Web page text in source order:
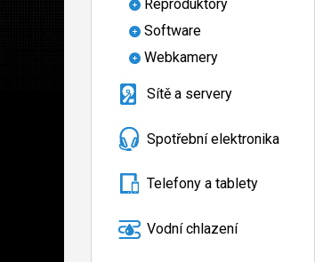
Reproduktory
Software
Webkamery
Sítě a servery
Spotřební elektronika
Telefony a tablety
Vodní chlazení